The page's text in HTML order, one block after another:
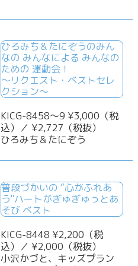
ひろみち＆たにぞうのみん
なの みんなによる みんなの
ための 運動会！
～リクエスト・ベストセレ
クション～
KICG-8458〜9 ¥3,000（税
込）／ ¥2,727（税抜）
ひろみち＆たにぞう
普段づかいの “心がふれあ
う"ハートがぎゅぎゅっとあ
そび ベスト
KICG-8448 ¥2,200（税
込）／ ¥2,000（税抜）
小沢かづと、キッズプラン